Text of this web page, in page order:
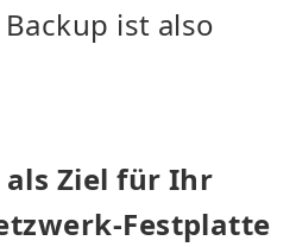
ist also
als Ziel für Ihr
Festplatte